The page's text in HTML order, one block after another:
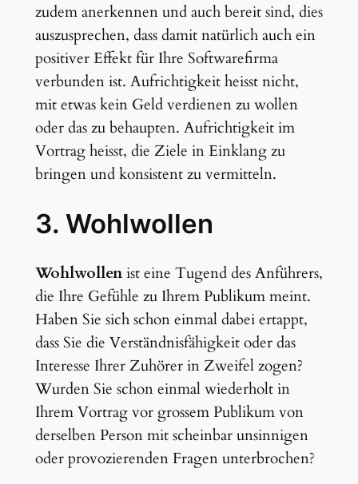
zudem anerkennen und auch bereit sind, dies
auszusprechen, dass damit natürlich auch ein
positiver Effekt für Ihre Softwarefirma
verbunden ist. Aufrichtigkeit heisst nicht,
mit etwas kein Geld verdienen zu wollen
oder das zu behaupten. Aufrichtigkeit im
Vortrag heisst, die Ziele in Einklang zu
bringen und konsistent zu vermitteln.
3. Wohlwollen
Wohlwollenist eine Tugend des Anführers,
die Ihre Gefühle zu Ihrem Publikum meint.
Haben Sie sich schon einmal dabei ertappt,
dass Sie die Verständnisfähigkeit oder das
Interesse Ihrer Zuhörer in Zweifel zogen?
Wurden Sie schon einmal wiederholt in
Ihrem Vortrag vor grossem Publikum von
derselben Person mit scheinbar unsinnigen
oder provozierenden Fragen unterbrochen?